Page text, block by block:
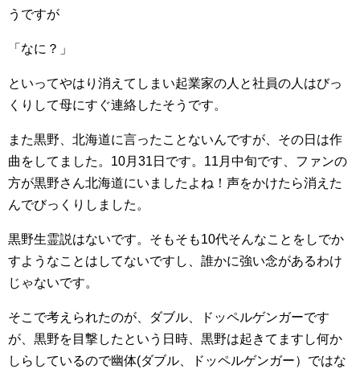
うですが
「なに？」
といってやはり消えてしまい起業家の人と社員の人はびっ
くりして母にすぐ連絡したそうです。
また黒野、北海道に言ったことないんですが、その日は作
曲をしてました。10月31日です。11月中旬です、ファンの
方が黒野さん北海道にいましたよね！声をかけたら消えた
んでびっくりしました。
黒野生霊説はないです。そもそも10代そんなことをしでか
すようなことはしてないですし、誰かに強い念があるわけ
じゃないです。
そこで考えられたのが、ダブル、ドッペルゲンガーです
が、黒野を目撃したという日時、黒野は起きてますし何か
しらしているので幽体(ダブル、ドッペルゲンガー）ではな